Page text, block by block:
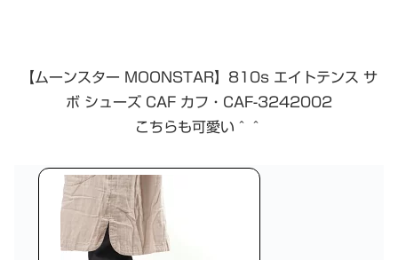
【ムーンスター MOONSTAR】810s エイトテンス サ
ボ シューズ CAF カフ・CAF-3242002
こちらも可愛い＾＾